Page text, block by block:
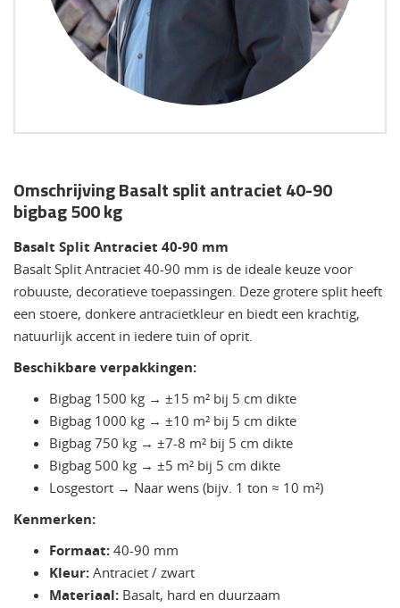
Omschrijving Basalt split antraciet 40-90
bigbag 500 kg
Basalt Split Antraciet 40-90 mm
Basalt Split Antraciet 40-90 mm is de ideale keuze voor
robuuste, decoratieve toepassingen. Deze grotere split heeft
een stoere, donkere antracietkleur en biedt een krachtig,
natuurlijk accent in iedere tuin of oprit.
Beschikbare verpakkingen:
Bigbag 1500 kg → ±15 m² bij 5 cm dikte
Bigbag 1000 kg → ±10 m² bij 5 cm dikte
Bigbag 750 kg → ±7-8 m² bij 5 cm dikte
Bigbag 500 kg → ±5 m² bij 5 cm dikte
Losgestort → Naar wens (bijv. 1 ton ≈ 10 m²)
Kenmerken:
Formaat: 40-90 mm
Kleur: Antraciet / zwart
Materiaal: Basalt, hard en duurzaam